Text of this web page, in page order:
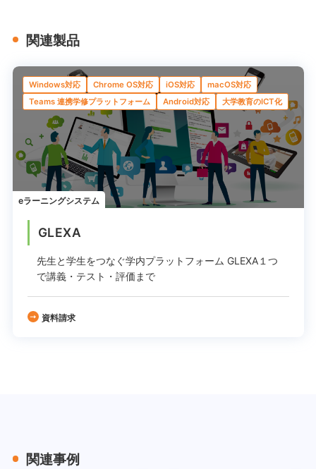
関連製品
Windows対応 Chrome OS対応 iOS対応
macOS対応
Teams 連携学修プラットフォーム
Android対応 大学教育のICT化
eラーニングシステム
GLEXA
先生と学生をつなぐ学内プラットフォーム GLEXA１つ
で講義・テスト・評価まで
資料請求
関連事例